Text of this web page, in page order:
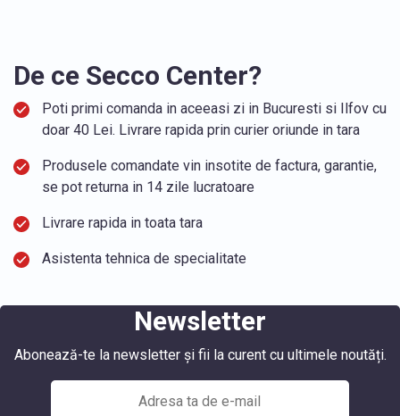
De ce Secco Center?
Poti primi comanda in aceeasi zi in Bucuresti si Ilfov cu
doar 40 Lei. Livrare rapida prin curier oriunde in tara
Produsele comandate vin insotite de factura, garantie,
se pot returna in 14 zile lucratoare
Livrare rapida in toata tara
Asistenta tehnica de specialitate
Newsletter
Abonează-te la newsletter și fii la curent cu ultimele noutăți.